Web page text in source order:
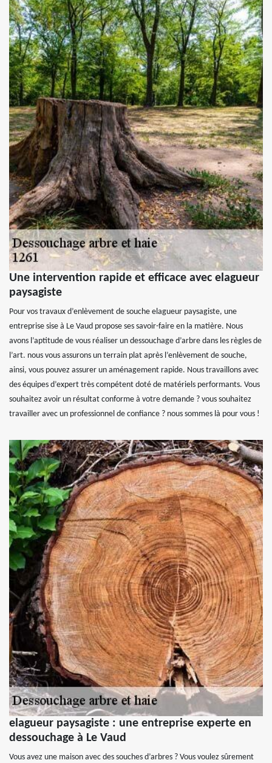
Une intervention rapide et efficace avec elagueur
paysagiste
Pour vos travaux d’enlèvement de souche elagueur paysagiste, une
entreprise sise à Le Vaud propose ses savoir-faire en la matière. Nous
avons l’aptitude de vous réaliser un dessouchage d’arbre dans les règles de
l’art. nous vous assurons un terrain plat après l’enlèvement de souche,
ainsi, vous pouvez assurer un aménagement rapide. Nous travaillons avec
des équipes d’expert très compétent doté de matériels performants. Vous
souhaitez avoir un résultat conforme à votre demande ? vous souhaitez
travailler avec un professionnel de confiance ? nous sommes là pour vous !
elagueur paysagiste : une entreprise experte en
dessouchage à Le Vaud
Vous avez une maison avec des souches d’arbres ? Vous voulez sûrement